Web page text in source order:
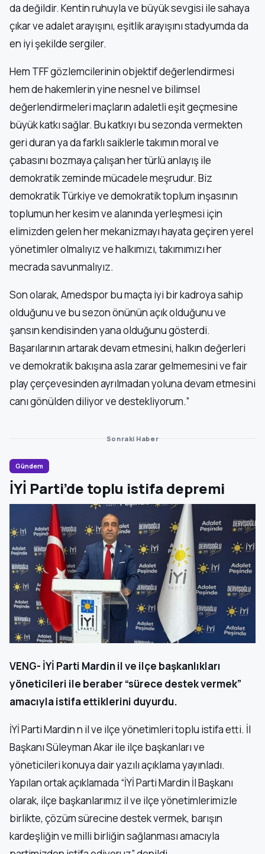
da değildir. Kentin ruhuyla ve büyük sevgisi ile sahaya
çıkar ve adalet arayışını, eşitlik arayışını stadyumda da
en iyi şekilde sergiler.
Hem TFF gözlemcilerinin objektif değerlendirmesi
hem de hakemlerin yine nesnel ve bilimsel
değerlendirmeleri maçların adaletli eşit geçmesine
büyük katkı sağlar. Bu katkıyı bu sezonda vermekten
geri duran ya da farklı saiklerle takımın moral ve
çabasını bozmaya çalışan her türlü anlayış ile
demokratik zeminde mücadele meşrudur. Biz
demokratik Türkiye ve demokratik toplum inşasının
toplumun her kesim ve alanında yerleşmesi için
elimizden gelen her mekanizmayı hayata geçiren yerel
yönetimler olmalıyız ve halkımızı, takımımızı her
mecrada savunmalıyız.
Son olarak, Amedspor bu maçta iyi bir kadroya sahip
olduğunu ve bu sezon önünün açık olduğunu ve
şansın kendisinden yana olduğunu gösterdi.
Başarılarının artarak devam etmesini, halkın değerleri
ve demokratik bakışına asla zarar gelmemesini ve fair
play çerçevesinden ayrılmadan yoluna devam etmesini
canı gönülden diliyor ve destekliyorum.”
Sonraki Haber
Gündem
İYİ Parti’de toplu istifa depremi
VENG- İYİ Parti Mardin il ve ilçe başkanlıkları
yöneticileri ile beraber “sürece destek vermek”
amacıyla istifa ettiklerini duyurdu.
İYİ Parti Mardin n il ve ilçe yönetimleri toplu istifa etti. İl
Başkanı Süleyman Akar ile ilçe başkanları ve
yöneticileri konuya dair yazılı açıklama yayınladı.
Yapılan ortak açıklamada “İYİ Parti Mardin İl Başkanı
olarak, ilçe başkanlarımız il ve ilçe yönetimlerimizle
birlikte, çözüm sürecine destek vermek, barışın
kardeşliğin ve milli birliğin sağlanması amacıyla